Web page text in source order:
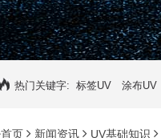
热门关键字: 标签UV 涂布UV
首页 新闻资讯 UV基础知识